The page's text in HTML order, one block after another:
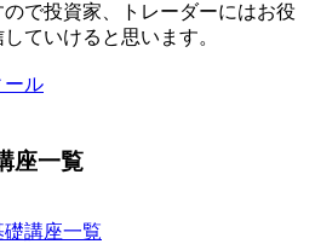
で投資家、トレーダーにはお役
ていけると思います。
ール
座一覧
礎講座一覧